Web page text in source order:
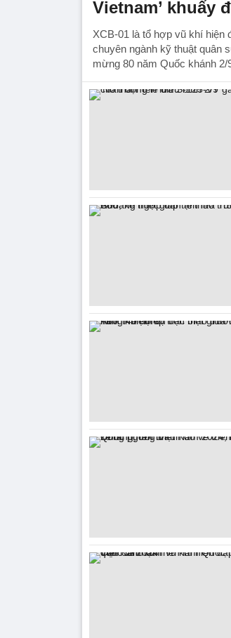
Vietnam’ khuấy
XCB-01 là tổ hợp vũ khí
chuyên ngành kỹ thuật quân
mừng 80 năm Quốc khánh 2/